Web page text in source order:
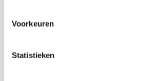
Voorkeuren
Statistieken
AGENDA
23
Selectiedag